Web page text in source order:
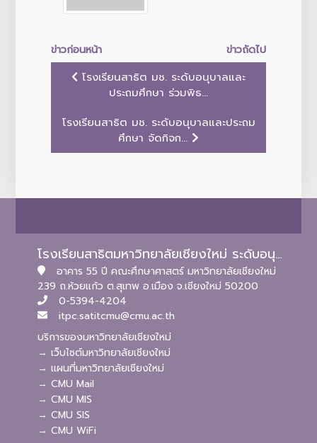
ข่าวก่อนหน้า
ข่าวถัดไป
โรงเรียนสาธิต มช. ระดับอนุบาลและ
ประถมศึกษา ร่วมพิธ...
โรงเรียนสาธิต มช. ระดับอนุบาลและประถม
ศึกษา จัดกิจก...
โรงเรียนสาธิตมหาวิทยาลัยเชียงใหม่ ระดับอนุบาลและประถมศึกษา
อาคาร 55 ปี คณะศึกษาศาสตร์ มหาวิทยาลัยเชียงใหม่
239 ถ.ห้วยแก้ว ต.สุเทพ อ.เมือง จ.เชียงใหม่ 50200
0-5394-4204
itpc.satitcmu@cmu.ac.th
บริการของมหาวิทยาลัยเชียงใหม่
→ เว็บไซต์มหาวิทยาลัยเชียงใหม่
→ แผนที่มหาวิทยาลัยเชียงใหม่
→ CMU Mail
→ CMU MIS
→ CMU SIS
→ CMU WiFi